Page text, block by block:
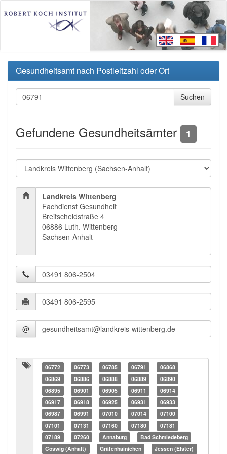
Gesundheitsamt nach Postleitzahl oder Ort
Gefundene Gesundheitsämter 1
Landkreis Wittenberg
Fachdienst Gesundheit
Breitscheidstraße 4
06886 Luth. Wittenberg
Sachsen-Anhalt
@
06772 06773 06785 06791
06868
06869
06886 06888 06889
06890
06895
06901 06905 06911
06914
06917
06918 06925 06931
06933
06987
06991 07010 07014
07100
07101
07131 07160 07180
07181
07189
07260 Annaburg
Bad Schmiedeberg
Coswig (Anhalt)
Gräfenhainichen Jessen (Elster)